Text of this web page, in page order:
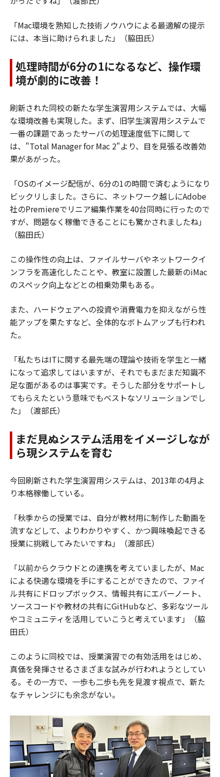
「Mac環境を熟知した技術ノウハウによる最適解の提示
には、本当に助けられました」（脇田氏）
処理時間が6分の1になるなど、操作環
境が劇的に改善！
刷新された同校の新たな学生演習用システムでは、大幅
な環境改善も実現した。まず、旧学生演習用システムで
一番の課題であったサーバの処理速度低下に関して
は、"Total Manager for Mac 2"より、目を見張る改善効
果があがった。
「OSのイメージ配信が、6分の1の時間で済むようになり
ビックリしました。さらに、ネットワーク越しにAdobe
社のPremiereでリニア編集作業を40台同時に行ったので
すが、問題なく稼働できることにも驚かされましたね」
（脇田氏）
この操作性の向上は、ファイルサーバやネットワークイ
ンフラを高速化したことや、教室に設置した最新のiMac
のスペック向上などとの相乗効果もある。
また、ハードウェアへの投資や消費電力を抑えながら性
能アップを果たすなど、全体的なボトムアップも行われ
た。
「私たちはITに関する最先端の理論や技術を学生と一緒
になって追求してはいますが、それでもまだまだ知識不
足な面があるのは事実です。そうした部分をサポートし
てもらえたという意味でもベストなソリューションでし
た」（渡部氏）
まだ見ぬシステム活用をイメージしなが
ら現システムを育む
今回刷新された学生演習用システムは、2013年の4月よ
り本格稼働している。
「秋季からの授業では、自分が教材用に制作した動画を
流すなどして、よりわかりやすく、かつ興味喚起できる
授業に挑戦してみたいですね」（渡部氏）
「以前からクラウドとの連携を考えていましたが、Mac
による快適な環境を手にすることができたので、ファイ
ル共有にドロップボックス、情報共有にエバーノート、
ソースコードや教材の共有にGitHubなど、多彩なツール
やコミュニティを活用していこうと考えています」（脇
田氏）
このように同校では、授業演習での有効活用をはじめ、
真価を発揮させるさまざまな試みが行われようとしてい
る。その一方で、一歩も二歩も先を見渡す視点で、新た
なチャレンジにも余念がない。